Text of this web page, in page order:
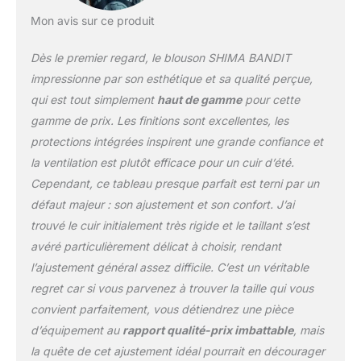
verrouillés par fermeture
éclair sur les épaules, les
avant-bras et la
fermeture éclair
principale. Panneaux
d'aération respirants sur
les côtés et les manches.
CONFORT - réglage de la
largeur sur les hanches
et panneaux élastiques
et latéraux sur les
coudes pour une plus
grande mobilité des bras.
Mon avis sur ce produit
Dès le premier regard, le blouson SHIMA BANDIT
impressionne par son esthétique et sa qualité perçue,
qui est tout simplement haut de gammepour cette
gamme de prix. Les finitions sont excellentes, les
protections intégrées inspirent une grande confiance et
la ventilation est plutôt efficace pour un cuir d’été.
Cependant, ce tableau presque parfait est terni par un
défaut majeur : son ajustement et son confort. J’ai
trouvé le cuir initialement très rigide et le taillant s’est
avéré particulièrement délicat à choisir, rendant
l’ajustement général assez difficile. C’est un véritable
regret car si vous parvenez à trouver la taille qui vous
convient parfaitement, vous détiendrez une pièce
d’équipement au rapport qualité-prix imbattable, mais
la quête de cet ajustement idéal pourrait en décourager